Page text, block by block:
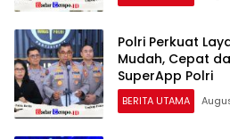
Polri Perkuat
Mudah, Cepat
SuperApp Polri
BERITA UTAMA